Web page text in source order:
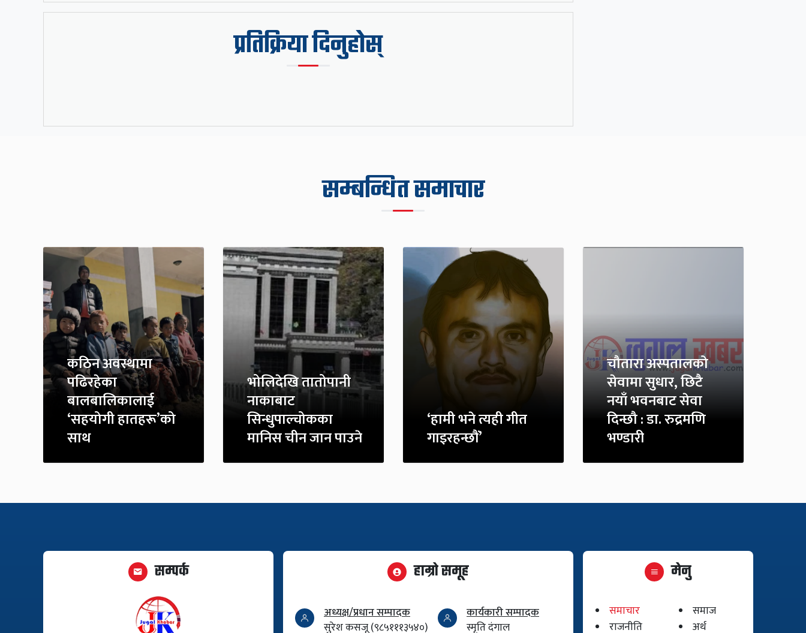
प्रतिक्रिया दिनुहोस्
सम्बन्धित समाचार
कठिन अवस्थामा
पढिरहेका
बालबालिकालाई
‘सहयोगी हातहरू’को
साथ
भोलिदेखि तातोपानी
नाकाबाट
सिन्धुपाल्चोकका
मानिस चीन जान पाउने
‘हामी भने त्यही गीत
गाइरहन्छौं’
चौतारा अस्पतालको
सेवामा सुधार, छिटै
नयाँ भवनबाट सेवा
दिन्छौ : डा. रुद्रमणि
भण्डारी
सम्पर्क हाम्रो समूह
अध्यक्ष/प्रधान सम्पादक
सुरेश कसजू (९८५१११३५४०)
कार्यकारी सम्पादक
स्मृति दंगाल
मेनु
समाचार
समाज
राजनीति
अर्थ